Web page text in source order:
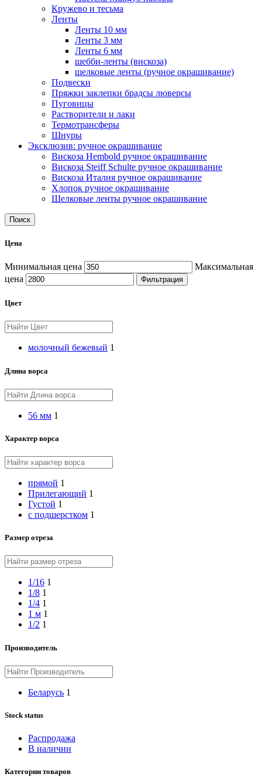
Кружево и тесьма
Ленты
Ленты 10 мм
Ленты 3 мм
Ленты 6 мм
шебби-ленты (вискоза)
шелковые ленты (ручное окрашивание)
Подвески
Пряжки заклепки брадсы люверсы
Пуговицы
Растворители и лаки
Термотрансферы
Шнуры
Эксклюзив: ручное окрашивание
Вискоза Hembold ручное окрашивание
Вискоза Steiff Schulte ручное окрашивание
Вискоза Италия ручное окрашивание
Хлопок ручное окрашивание
Шелковые ленты ручное окрашивание
Поиск
Цена
Минимальная цена
Максимальная
цена
Фильтрация
Цвет
молочный бежевый 1
Длина ворса
56 мм 1
Характер ворса
прямой 1
Прилегающий 1
Густой 1
с подшерстком 1
Размер отреза
1/16 1
1/8 1
1/4 1
1 м 1
1/2 1
Производитель
Беларусь 1
Stock status
Распродажа
В наличии
Категории товаров